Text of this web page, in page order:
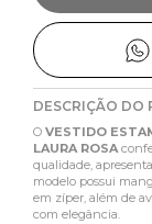
DESCRIÇÃO DO
O VESTIDO
LAURA ROSA
qualidade,
modelo possui
em zíper, além de
com elegância.